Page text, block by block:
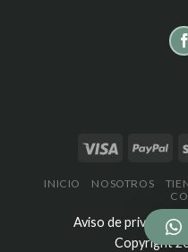
INICIO NOSOTROS
Aviso de privacidad|
Copyright